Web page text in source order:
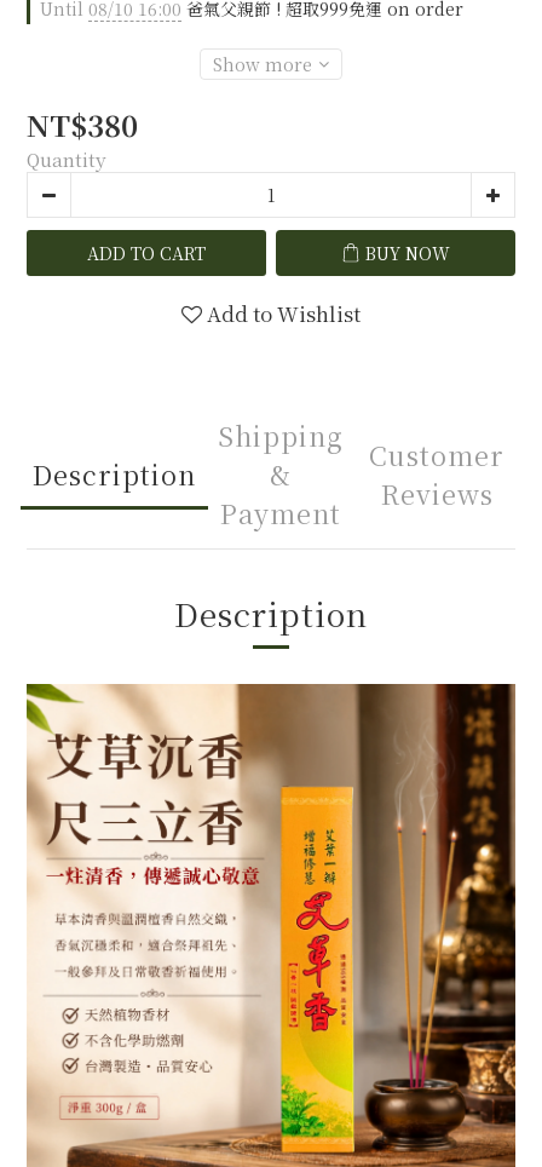
Until 08/10 16:00 爸氣父親節 ! 超取999免運 on order
Show more
NT$380
Quantity
ADD TO CART BUY NOW
Add to Wishlist
Description
Shipping
&
Payment
Customer
Reviews
Description